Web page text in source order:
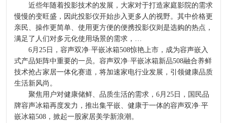
近些年随着投影技术的发展，大家对于打造家庭影院的需求
慢慢的变旺盛，因此投影仪开始步入更多人的视野。其中价格更
亲民、操作更简单、使用更方便的便携投影仪则是选购的热点，
满足了人们对多元化使用场景的需求，…
6月25日，容声双净·平嵌冰箱508惊艳上市，成为容声嵌入
式产品矩阵中重要的一员。容声双净·平嵌冰箱新品508融合养鲜
技术抢占家居一体化赛道，将加速家电行业发展，引领健康品质
生活新风尚。
聚焦用户对健康储鲜、品质生活的需求，6月25日，国民品
牌容声冰箱再度发力，推出集平嵌、健康于一体的容声双净·平
嵌冰箱508，掀起一股家居美学新浪潮。